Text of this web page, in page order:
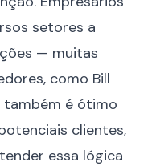
setores a
— muitas
como Bill
também é ótimo
clientes,
essa lógica